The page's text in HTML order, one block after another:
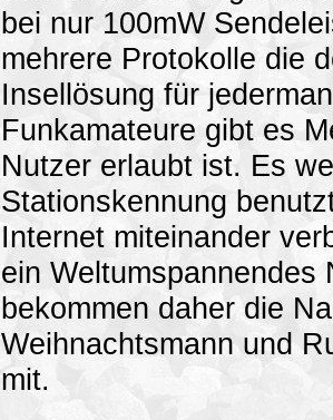
bei nur 100mW
mehrere Protokolle die
Insellösung für
Funkamateure gibt es
Nutzer erlaubt ist. Es
Stationskennung
Internet miteinander
ein
bekommen daher die
Weihnachtsmann und
mit.